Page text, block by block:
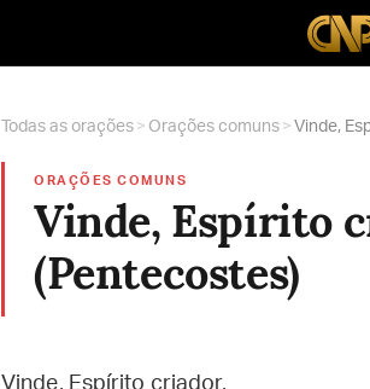
Todas as orações > Orações comuns > Vinde,
ORAÇÕES COMUNS
Vinde, Espírito
(Pentecostes)
Vinde, Espírito criador,